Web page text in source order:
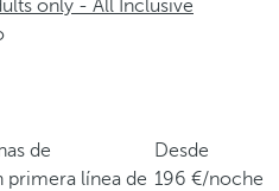
only - All Inclusive
de
primera línea de
Desde
196
/noche